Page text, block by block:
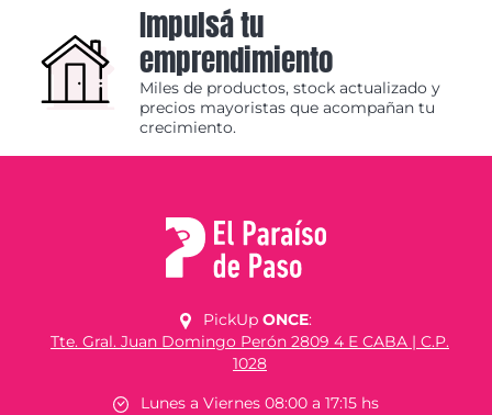
Impulsá tu
emprendimiento
Miles de productos, stock actualizado y
precios mayoristas que acompañan tu
crecimiento.
PickUp ONCE:
Tte. Gral. Juan Domingo Perón 2809 4 E CABA | C.P.
1028
Lunes a Viernes 08:00 a 17:15 hs